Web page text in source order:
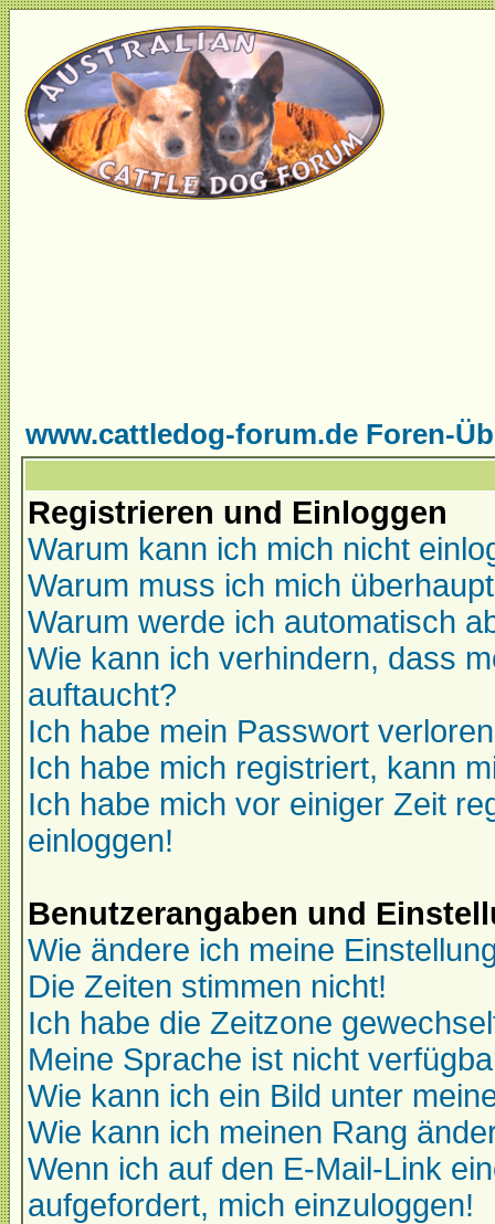
www.cattledog-forum.de Foren-
Registrieren und Einloggen
Warum kann ich mich nicht
Warum muss ich mich
Warum werde ich automatisch
Wie kann ich verhindern, dass
auftaucht?
Ich habe mein Passwort
Ich habe mich registriert, kann
Ich habe mich vor einiger Zeit
einloggen!
Benutzerangaben und
Wie ändere ich meine
Die Zeiten stimmen nicht!
Ich habe die Zeitzone
Meine Sprache ist nicht
Wie kann ich ein Bild unter
Wie kann ich meinen Rang
Wenn ich auf den E-Mail-Link
aufgefordert, mich einzuloggen!